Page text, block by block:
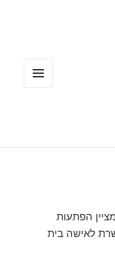
הפתעות
לאישה בית